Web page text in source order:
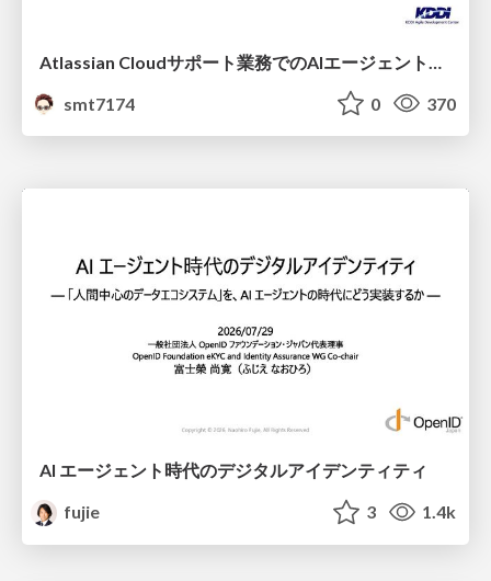
smt7174
0 370
AI エージェント時代のデジタルアイデンティティ
fujie
3 1.4k